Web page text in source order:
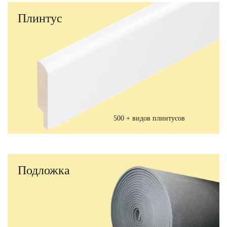
Плинтус
500 + видов плинтусов
Подложка